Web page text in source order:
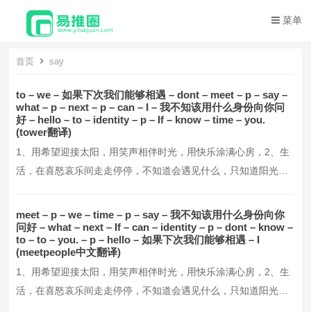
菜单
首页 say
to – we – 如果下次我们能够相遇 – dont – meet – p – say –
what – p – next – p – can – I – 我不知该用什么身份向你问
好 – hello – to – identity – p – If – know – time – you.
(tower翻译)
1、用希望迎接太阳，用笑声相伴时光，用快乐涂满心房，2、生
活，在喜怒哀乐间走走停停，不知道会遇见什么，只知道阳光这
慕谁，不讨好谁，默默努力，活成自己想要的模样！4、这个世界
并不完美，但却从未失去它的温暖与美好，5、我们要做的，就是
报世界以温柔，做一个懂得感恩与回馈的人，6、愿你…。
meet – p – we – time – p – say – 我不知该用什么身份向你
问好 – what – next – If – can – identity – p – dont – know –
to – to – you. – p – hello – 如果下次我们能够相遇 – I
(meetpeople中文翻译)
1、用希望迎接太阳，用笑声相伴时光，用快乐涂满心房，2、生
活，在喜怒哀乐间走走停停，不知道会遇见什么，只知道阳光这